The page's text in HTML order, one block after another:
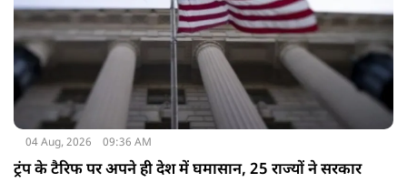
04 Aug, 2026 09:36 AM
ट्रंप के टैरिफ पर अपने ही देश में घमासान, 25 राज्यों ने सरकार